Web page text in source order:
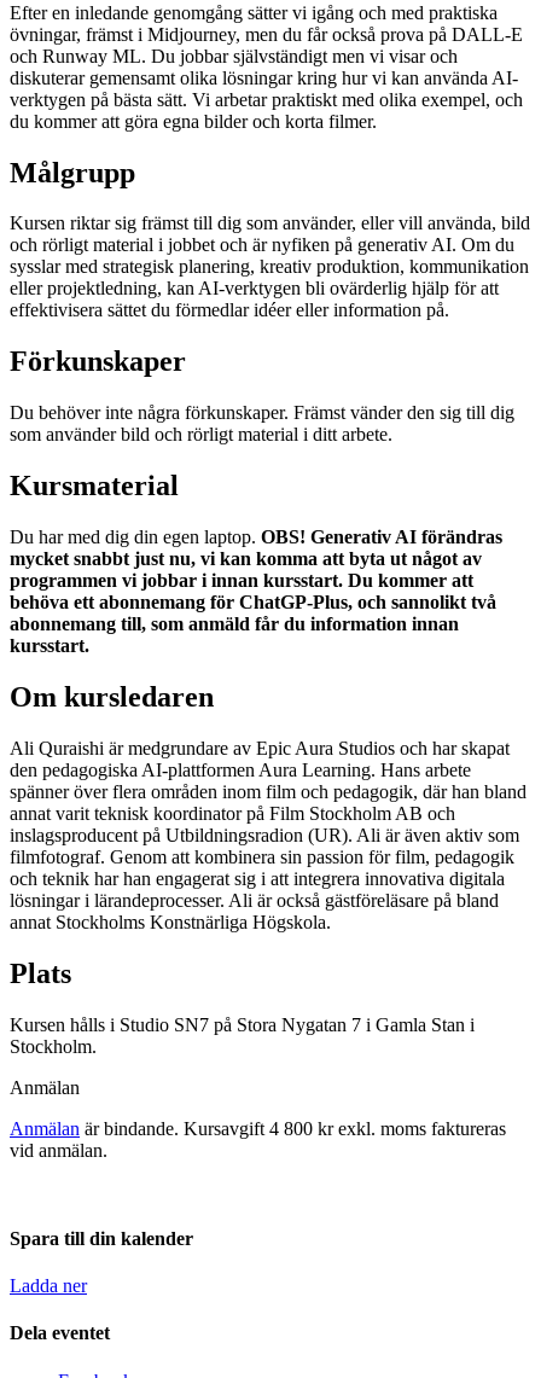
Efter en inledande genomgång sätter vi igång och med praktiska
övningar, främst i Midjourney, men du får också prova på DALL-E
och Runway ML. Du jobbar självständigt men vi visar och
diskuterar gemensamt olika lösningar kring hur vi kan använda AI-
verktygen på bästa sätt. Vi arbetar praktiskt med olika exempel, och
du kommer att göra egna bilder och korta filmer.
Målgrupp
Kursen riktar sig främst till dig som använder, eller vill använda, bild
och rörligt material i jobbet och är nyfiken på generativ AI. Om du
sysslar med strategisk planering, kreativ produktion, kommunikation
eller projektledning, kan AI-verktygen bli ovärderlig hjälp för att
effektivisera sättet du förmedlar idéer eller information på.
Förkunskaper
Du behöver inte några förkunskaper. Främst vänder den sig till dig
som använder bild och rörligt material i ditt arbete.
Kursmaterial
Du har med dig din egen laptop. OBS! Generativ AI förändras
mycket snabbt just nu, vi kan komma att byta ut något av
programmen vi jobbar i innan kursstart. Du kommer att
behöva ett abonnemang för ChatGP-Plus, och sannolikt två
abonnemang till, som anmäld får du information innan
kursstart.
Om kursledaren
Ali Quraishi är medgrundare av Epic Aura Studios och har skapat
den pedagogiska AI-plattformen Aura Learning. Hans arbete
spänner över flera områden inom film och pedagogik, där han bland
annat varit teknisk koordinator på Film Stockholm AB och
inslagsproducent på Utbildningsradion (UR). Ali är även aktiv som
filmfotograf. Genom att kombinera sin passion för film, pedagogik
och teknik har han engagerat sig i att integrera innovativa digitala
lösningar i lärandeprocesser. Ali är också gästföreläsare på bland
annat Stockholms Konstnärliga Högskola.
Plats
Kursen hålls i Studio SN7 på Stora Nygatan 7 i Gamla Stan i
Stockholm.
Anmälan
Anmälan är bindande. Kursavgift 4 800 kr exkl. moms faktureras
vid anmälan.
Spara till din kalender
Ladda ner
Dela eventet